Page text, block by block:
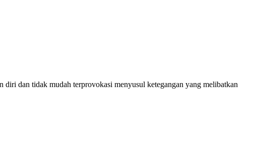
dan tidak mudah terprovokasi menyusul ketegangan yang melibatkan